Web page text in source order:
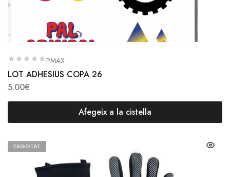
PMAX
LOT ADHESIUS COPA 26
5.00€
Afegeix a la cistella
ESGOTAT